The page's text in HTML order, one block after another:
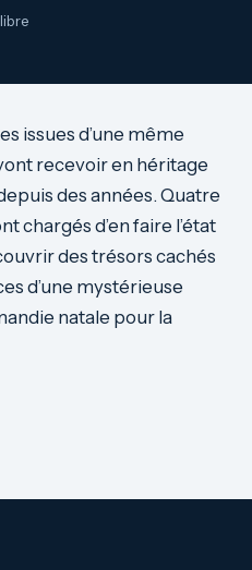
issues d’une même
recevoir en héritage
des années. Quatre
chargés d’en faire l’état
des trésors cachés
d’une mystérieuse
natale pour la